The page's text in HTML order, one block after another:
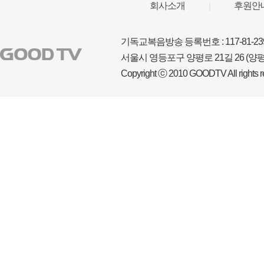
회사소개 후원안
기독교복음방송 등록번호 : 117-81-
서울시 영등포구 양평로 21길 26 (양
Copyright ⓒ 2010 GOODTV All rights